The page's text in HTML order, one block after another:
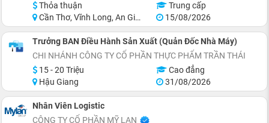
Thỏa thuận
Trung cấp
Cần Thơ, Vĩnh Long, An Giang, Kiên Giang, Đồng Tháp, Hậu Giang
15/08/2026
Trưởng BAN Điều Hành Sản Xuất (Quản Đốc Nhà Máy)
CHI NHÁNH CÔNG TY CỔ PHẦN THỰC PHẨM TRẦN THÁI
15 - 20 Triệu
Cao đẳng
Hậu Giang
31/08/2026
Nhân Viên Logistic
CÔNG TY CỔ PHẦN MỸ LAN